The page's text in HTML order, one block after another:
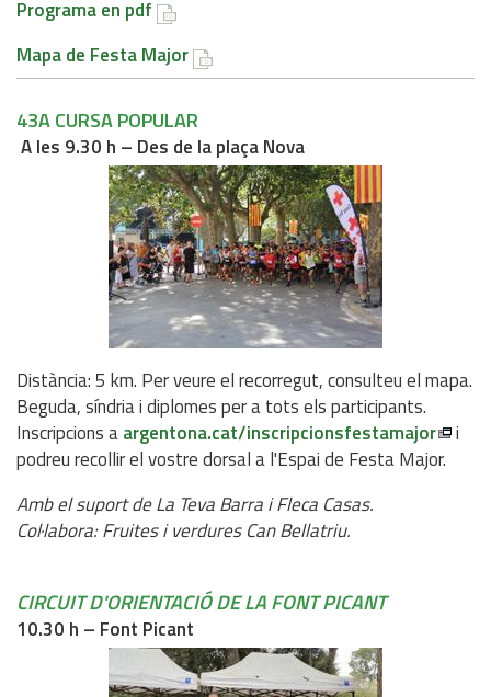
Programa en pdf
Mapa de Festa Major
43A CURSA POPULAR
A les 9.30 h – Des de la plaça Nova
Distància: 5 km. Per veure el recorregut, consulteu el mapa.
Beguda, síndria i diplomes per a tots els participants.
Inscripcions aargentona.cat/inscripcionsfestamajor
i
podreu recollir el vostre dorsal a l'Espai de Festa Major.
Amb el suport de La Teva Barra i Fleca Casas.
Col·labora: Fruites i verdures Can Bellatriu.
CIRCUIT D'ORIENTACIÓ DE LA FONT PICANT
10.30 h – Font Picant